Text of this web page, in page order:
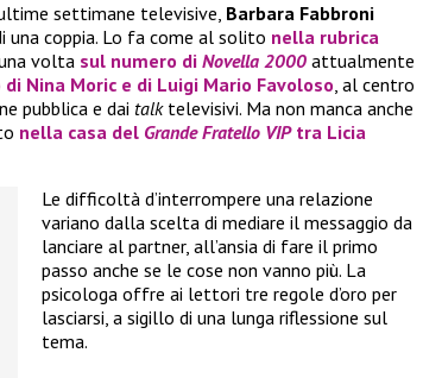
settimane televisive, Barbara Fabbroni
una coppia. Lo fa come al solito nella rubrica
volta sul numero di Novella 2000 attualmente
di Nina Moric e di Luigi Mario Favoloso, al centro
pubblica e dai talktelevisivi. Ma non manca anche
nella casa del Grande Fratello VIPtra Licia
Le difficoltà d’interrompere una relazione
variano dalla scelta di mediare il messaggio da
lanciare al partner, all’ansia di fare il primo
passo anche se le cose non vanno più. La
psicologa offre ai lettori tre regole d’oro per
lasciarsi, a sigillo di una lunga riflessione sul
tema.